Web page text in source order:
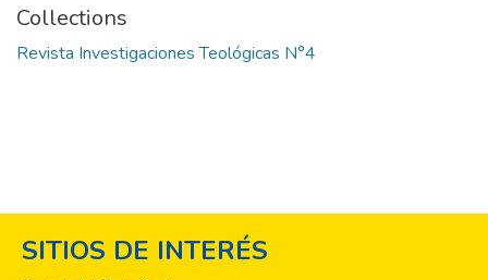
Collections
Revista Investigaciones Teológicas N°4
SITIOS DE INTERÉS